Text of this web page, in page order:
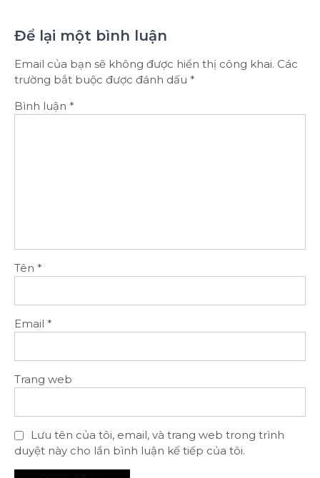
Để lại một bình luận
Email của bạn sẽ không được hiển thị công khai. Các
trường bắt buộc được đánh dấu *
Bình luận *
Tên *
Email *
Trang web
Lưu tên của tôi, email, và trang web trong trình
duyệt này cho lần bình luận kế tiếp của tôi.